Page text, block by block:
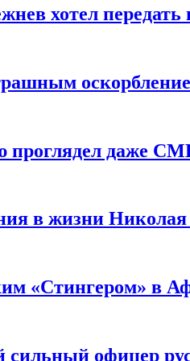
хотел передать
проглядел даже
в жизни
«Стингером» в
офицер